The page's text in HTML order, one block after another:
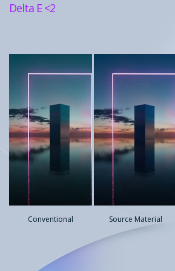
Delta E <2
Conventional Source Material